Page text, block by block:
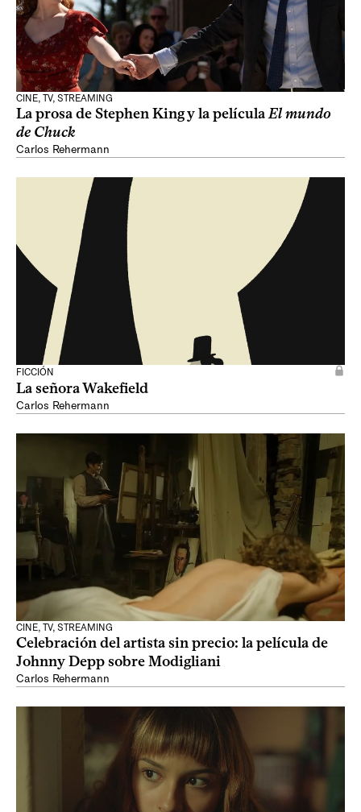
CINE, TV, STREAMING
La prosa de Stephen King y la películaEl mundo
de Chuck
Carlos Rehermann
FICCIÓN
La señora Wakefield
Carlos Rehermann
CINE, TV, STREAMING
Celebración del artista sin precio: la película de
Johnny Depp sobre Modigliani
Carlos Rehermann